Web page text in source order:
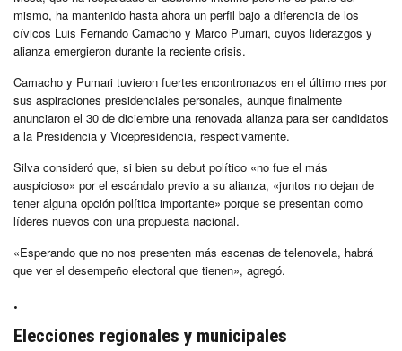
mismo, ha mantenido hasta ahora un perfil bajo a diferencia de los
cívicos Luis Fernando Camacho y Marco Pumari, cuyos liderazgos y
alianza emergieron durante la reciente crisis.
Camacho y Pumari tuvieron fuertes encontronazos en el último mes por
sus aspiraciones presidenciales personales, aunque finalmente
anunciaron el 30 de diciembre una renovada alianza para ser candidatos
a la Presidencia y Vicepresidencia, respectivamente.
Silva consideró que, si bien su debut político «no fue el más
auspicioso» por el escándalo previo a su alianza, «juntos no dejan de
tener alguna opción política importante» porque se presentan como
líderes nuevos con una propuesta nacional.
«Esperando que no nos presenten más escenas de telenovela, habrá
que ver el desempeño electoral que tienen», agregó.
.
Elecciones regionales y municipales